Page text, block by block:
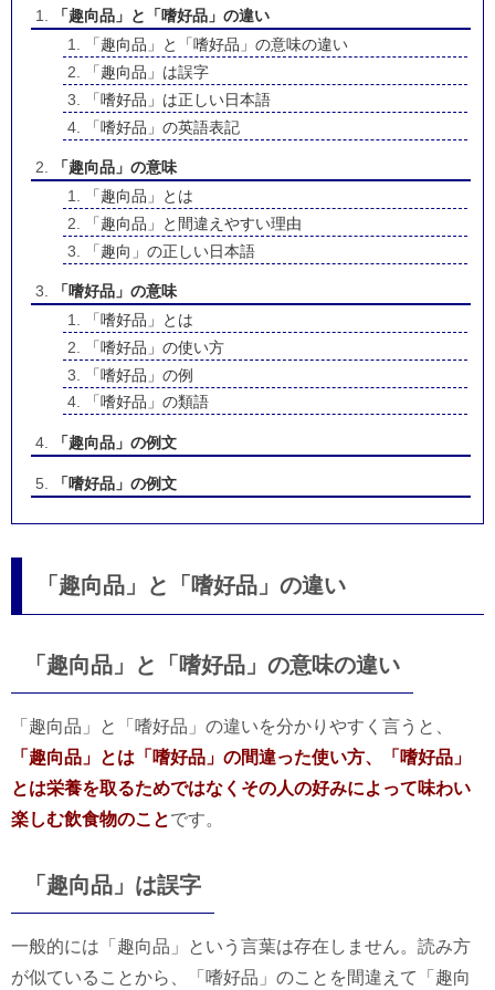
「趣向品」と「嗜好品」の違い
「趣向品」と「嗜好品」の意味の違い
「趣向品」は誤字
「嗜好品」は正しい日本語
「嗜好品」の英語表記
「趣向品」の意味
「趣向品」とは
「趣向品」と間違えやすい理由
「趣向」の正しい日本語
「嗜好品」の意味
「嗜好品」とは
「嗜好品」の使い方
「嗜好品」の例
「嗜好品」の類語
「趣向品」の例文
「嗜好品」の例文
「趣向品」と「嗜好品」の違い
「趣向品」と「嗜好品」の意味の違い
「趣向品」と「嗜好品」の違いを分かりやすく言うと、
「趣向品」とは「嗜好品」の間違った使い方、「嗜好品」
とは栄養を取るためではなくその人の好みによって味わい
楽しむ飲食物のことです。
「趣向品」は誤字
一般的には「趣向品」という言葉は存在しません。読み方
が似ていることから、「嗜好品」のことを間違えて「趣向